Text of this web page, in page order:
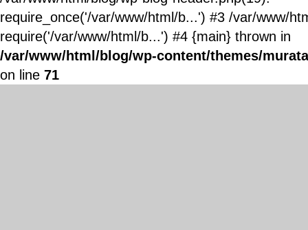
require_once('/var/www/html/b...') #3 /var/www/
require('/var/www/html/b...') #4 {main} thrown in
/var/www/html/blog/wp-content/themes/
on line 71